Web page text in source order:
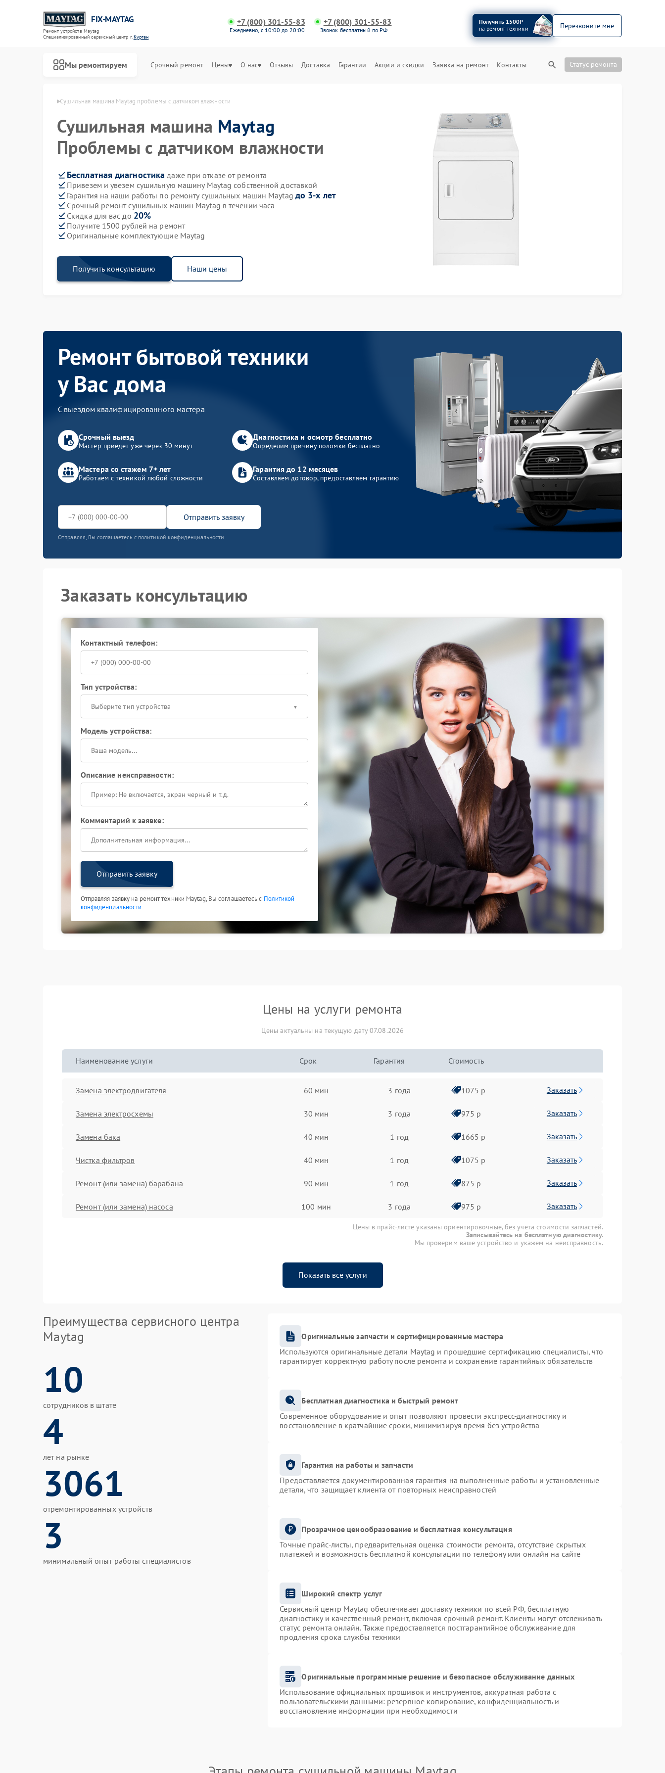
FIX-MAYTAG
Ремонт устройств Maytag
Специализированный cервисный центр г.Курган
+7 (800) 301-55-83
Ежедневно, с 10:00 до 20:00
+7 (800) 301-55-83
Звонок бесплатный по РФ
Получить 1500₽
на ремонт техники
Перезвоните мне
Мы ремонтируем Срочный ремонт Цены О нас Отзывы Доставка Гарантии Акции и скидки Заявка на ремонт Контакты Статус ремонта
Сушильная машина Maytag проблемы с датчиком влажности
Сушильная машина Maytag
Проблемы с датчиком влажности
Бесплатная диагностика даже при отказе от ремонта
Привезем и увезем сушильную машину Maytag собственной доставкой
Гарантия на наши работы по ремонту сушильных машин Maytag до 3-х лет
Срочный ремонт сушильных машин Maytag в течении часа
Скидка для вас до 20%
Получите 1500 рублей на ремонт
Оригинальные комплектующие Maytag
Получить консультацию Наши цены
Ремонт бытовой техники
у Вас дома
С выездом квалифицированного мастера
Срочный выезд
Мастер приедет уже через 30 минут
Диагностика и осмотр бесплатно
Определим причину поломки бесплатно
Мастера со стажем 7+ лет
Работаем с техникой любой сложности
Гарантия до 12 месяцев
Составляем договор, предоставляем гарантию
Отправить заявку
Отправляя, Вы соглашаетесь с политикой конфиденциальности
Заказать консультацию
Контактный телефон:
Тип устройства:
Выберите тип устройства
Модель устройства:
Описание неисправности:
Комментарий к заявке:
Отправить заявку
Отправляя заявку на ремонт техники Maytag, Вы соглашаетесь с Политикой
конфиденциальности
Цены на услуги ремонта
Цены актуальны на текущую дату 07.08.2026
Наименование услуги Срок Гарантия Стоимость
Замена электродвигателя 60 мин 3 года 1075 р Заказать
Замена электросхемы 30 мин 3 года 975 р Заказать
Замена бака 40 мин 1 год 1665 р Заказать
Чистка фильтров 40 мин 1 год 1075 р Заказать
Ремонт (или замена) барабана 90 мин 1 год 875 р Заказать
Ремонт (или замена) насоса 100 мин 3 года 975 р Заказать
Цены в прайс-листе указаны ориентировочные, без учета стоимости запчастей.
Записывайтесь на бесплатную диагностику.
Мы проверим ваше устройство и укажем на неисправность.
Показать все услуги
Преимущества сервисного центра
Maytag
10
сотрудников в штате
4
лет на рынке
3061
отремонтированных устройств
3
минимальный опыт работы специалистов
Оригинальные запчасти и сертифицированные мастера
Используются оригинальные детали Maytag и прошедшие сертификацию специалисты, что
гарантирует корректную работу после ремонта и сохранение гарантийных обязательств
Бесплатная диагностика и быстрый ремонт
Современное оборудование и опыт позволяют провести экспресс-диагностику и
восстановление в кратчайшие сроки, минимизируя время без устройства
Гарантия на работы и запчасти
Предоставляется документированная гарантия на выполненные работы и установленные
детали, что защищает клиента от повторных неисправностей
Прозрачное ценообразование и бесплатная консультация
Точные прайс-листы, предварительная оценка стоимости ремонта, отсутствие скрытых
платежей и возможность бесплатной консультации по телефону или онлайн на сайте
Широкий спектр услуг
Сервисный центр Maytag обеспечивает доставку техники по всей РФ, бесплатную
диагностику и качественный ремонт, включая срочный ремонт. Клиенты могут отслеживать
статус ремонта онлайн. Также предоставляется постгарантийное обслуживание для
продления срока службы техники
Оригинальные программные решение и безопасное обслуживание данных
Использование официальных прошивок и инструментов, аккуратная работа с
пользовательскими данными: резервное копирование, конфиденциальность и
восстановление информации при необходимости